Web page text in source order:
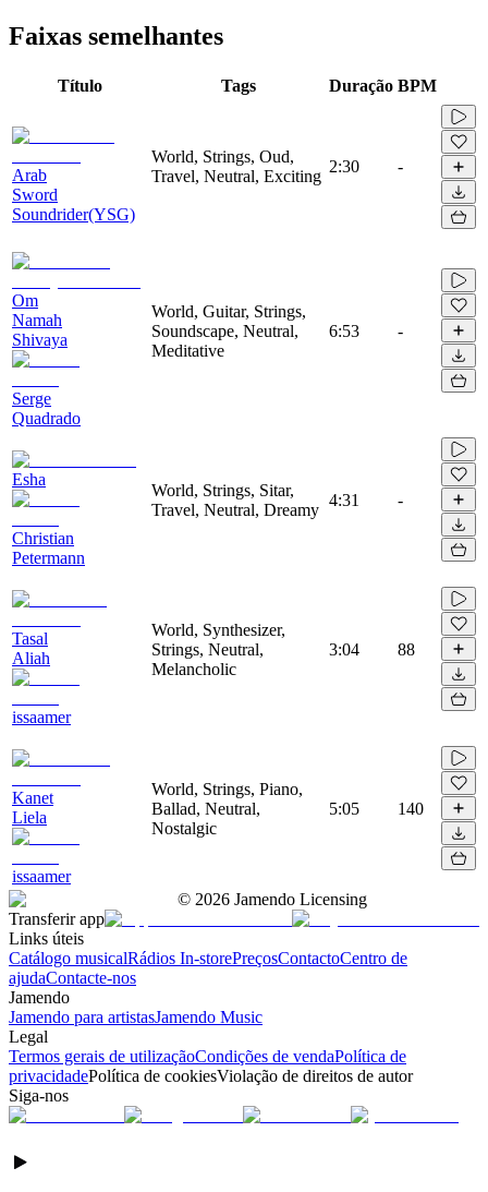
Faixas semelhantes
Título Tags Duração BPM
Arab
Sword
Soundrider(YSG)
World, Strings, Oud,
Travel, Neutral, Exciting
2:30 -
Om
Namah
Shivaya
Serge
Quadrado
World, Guitar, Strings,
Soundscape, Neutral,
Meditative
6:53 -
Esha
Christian
Petermann
World, Strings, Sitar,
Travel, Neutral, Dreamy
4:31 -
Tasal
Aliah
issaamer
World, Synthesizer,
Strings, Neutral,
Melancholic
3:04 88
Kanet
Liela
issaamer
World, Strings, Piano,
Ballad, Neutral,
Nostalgic
5:05 140
© 2026 Jamendo Licensing
Transferir app
Links úteis
Catálogo musicalRádios In-storePreçosContactoCentro de
ajudaContacte-nos
Jamendo
Jamendo para artistasJamendo Music
Legal
Termos gerais de utilizaçãoCondições de vendaPolítica de
privacidadePolítica de cookiesViolação de direitos de autor
Siga-nos